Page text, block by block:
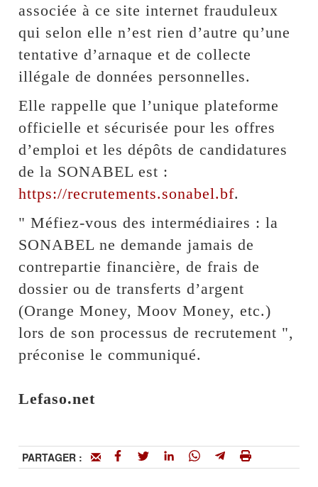
associée à ce site internet frauduleux
qui selon elle n’est rien d’autre qu’une
tentative d’arnaque et de collecte
illégale de données personnelles.
Elle rappelle que l’unique plateforme
officielle et sécurisée pour les offres
d’emploi et les dépôts de candidatures
de la SONABEL est :
https://recrutements.sonabel.bf.
‎" Méfiez-vous des intermédiaires : la
SONABEL ne demande jamais de
contrepartie financière, de frais de
dossier ou de transferts d’argent
(Orange Money, Moov Money, etc.)
lors de son processus de recrutement ",
préconise le communiqué.
Lefaso.net
PARTAGER :